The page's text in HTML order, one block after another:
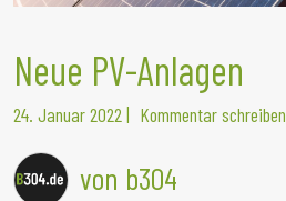
Neue PV-Anlagen
24. Januar 2022 | Kommentar schreiben
von b304